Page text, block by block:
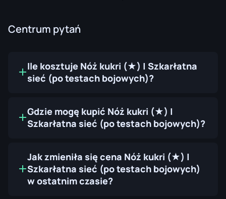
Centrum pytań
Ile kosztuje Nóż kukri (★) | Szkarłatna
sieć (po testach bojowych)?
Gdzie mogę kupić Nóż kukri (★) |
Szkarłatna sieć (po testach bojowych)?
Jak zmieniła się cena Nóż kukri (★) |
Szkarłatna sieć (po testach bojowych)
w ostatnim czasie?